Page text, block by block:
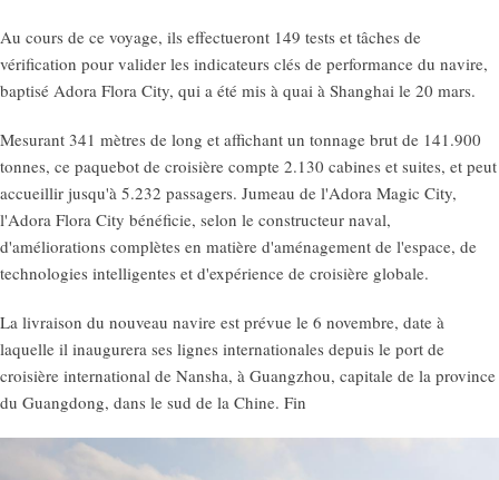
Au cours de ce voyage, ils effectueront 149 tests et tâches de
vérification pour valider les indicateurs clés de performance du navire,
baptisé Adora Flora City, qui a été mis à quai à Shanghai le 20 mars.
Mesurant 341 mètres de long et affichant un tonnage brut de 141.900
tonnes, ce paquebot de croisière compte 2.130 cabines et suites, et peut
accueillir jusqu'à 5.232 passagers. Jumeau de l'Adora Magic City,
l'Adora Flora City bénéficie, selon le constructeur naval,
d'améliorations complètes en matière d'aménagement de l'espace, de
technologies intelligentes et d'expérience de croisière globale.
La livraison du nouveau navire est prévue le 6 novembre, date à
laquelle il inaugurera ses lignes internationales depuis le port de
croisière international de Nansha, à Guangzhou, capitale de la province
du Guangdong, dans le sud de la Chine. Fin